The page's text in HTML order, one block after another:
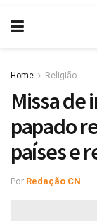
Home Religião
Missa de
papado
países e
Por Redação CN